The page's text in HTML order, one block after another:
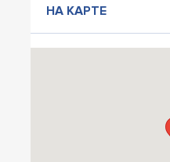
НА КАРТЕ